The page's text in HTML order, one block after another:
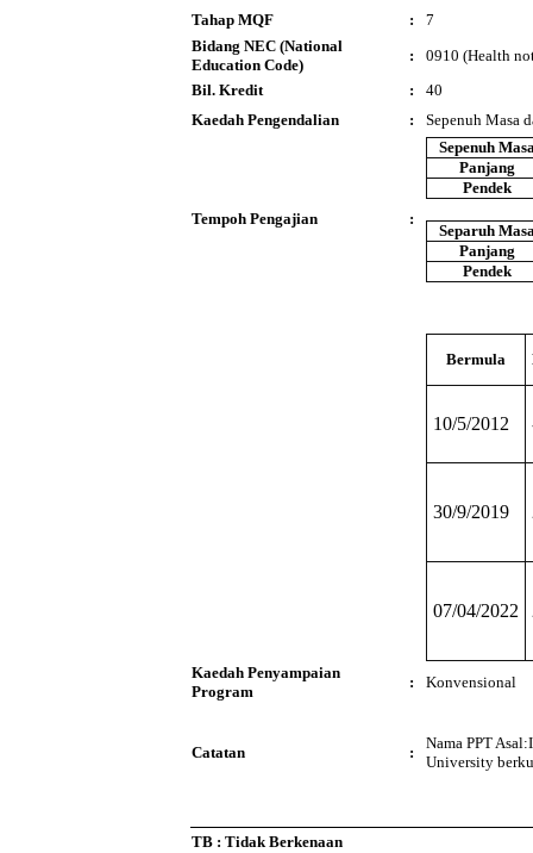
Tahap MQF
:
7
Bidang NEC (National
Education Code)
:
0910 (Health
Bil. Kredit
:
40
Kaedah Pengendalian
: Sepenuh Masa
Tempoh Pengajian :
Sepenuh
Panjang
Pendek
Separuh
Panjang
Pendek
Bermula
10/5/2012
30/9/2019
07/04/2022
Kaedah Penyampaian
Program
: Konvensional
Catatan :
Nama PPT
University
TB : Tidak Berkenaan